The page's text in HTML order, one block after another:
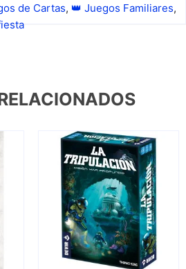
de Cartas, 👑 Juegos Familiares,